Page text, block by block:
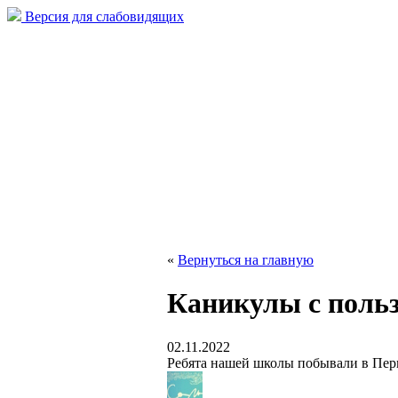
Версия для слабовидящих
« Вернуться на главную
Каникулы с
02.11.2022
Ребята нашей школы побывали в